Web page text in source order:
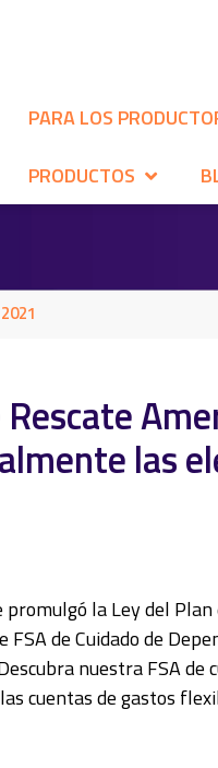
PARA LOS
PRODUCTOS
Rescate
las
la Ley del
de Cuidado de
nuestra FSA
cuentas de gastos